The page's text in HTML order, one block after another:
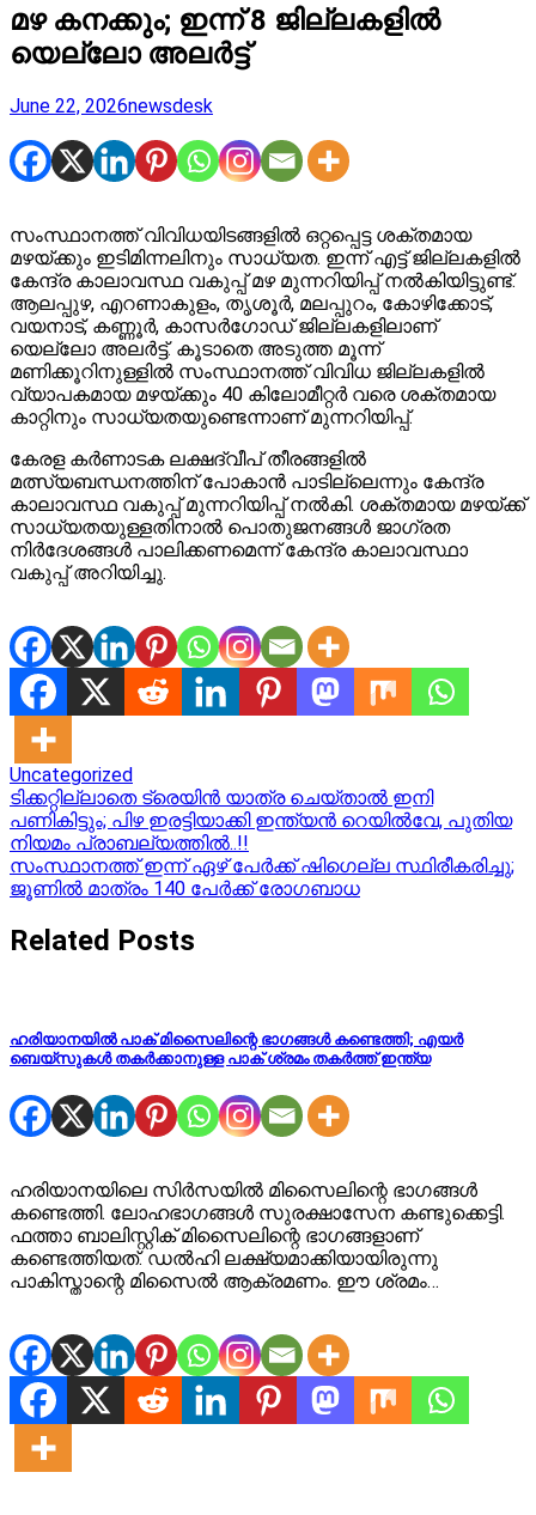
മഴ കനക്കും; ഇന്ന് 8 ജില്ലകളിൽ
യെല്ലോ അലർട്ട്
June 22, 2026newsdesk
സംസ്ഥാനത്ത് വിവിധയിടങ്ങളിൽ ഒറ്റപ്പെട്ട ശക്തമായ
മഴയ്ക്കും ഇടിമിന്നലിനും സാധ്യത. ഇന്ന് എട്ട് ജില്ലകളിൽ
കേന്ദ്ര കാലാവസ്ഥ വകുപ്പ് മഴ മുന്നറിയിപ്പ് നൽകിയിട്ടുണ്ട്.
ആലപ്പുഴ, എറണാകുളം, തൃശൂർ, മലപ്പുറം, കോഴിക്കോട്,
വയനാട്, കണ്ണൂർ, കാസർഗോഡ് ജില്ലകളിലാണ്
യെല്ലോ അലർട്ട്. കൂടാതെ അടുത്ത മൂന്ന്
മണിക്കൂറിനുള്ളിൽ സംസ്ഥാനത്ത് വിവിധ ജില്ലകളിൽ
വ്യാപകമായ മഴയ്ക്കും 40 കിലോമീറ്റർ വരെ ശക്തമായ
കാറ്റിനും സാധ്യതയുണ്ടെന്നാണ് മുന്നറിയിപ്പ്.
കേരള കർണാടക ലക്ഷദ്വീപ് തീരങ്ങളിൽ
മത്സ്യബന്ധനത്തിന് പോകാൻ പാടില്ലെന്നും കേന്ദ്ര
കാലാവസ്ഥ വകുപ്പ് മുന്നറിയിപ്പ് നൽകി. ശക്തമായ മഴയ്ക്ക്
സാധ്യതയുള്ളതിനാൽ പൊതുജനങ്ങൾ ജാഗ്രത
നിർദേശങ്ങൾ പാലിക്കണമെന്ന് കേന്ദ്ര കാലാവസ്ഥാ
വകുപ്പ് അറിയിച്ചു.
Uncategorized
Post
navigation
ടിക്കറ്റില്ലാതെ ട്രെയിൻ യാത്ര ചെയ്താൽ ഇനി
പണികിട്ടും; പിഴ ഇരട്ടിയാക്കി ഇന്ത്യൻ റെയിൽവേ, പുതിയ
നിയമം പ്രാബല്യത്തിൽ..!!
സംസ്ഥാനത്ത് ഇന്ന് ഏഴ് പേര്‍ക്ക് ഷിഗെല്ല സ്ഥിരീകരിച്ചു;
ജൂണില്‍ മാത്രം 140 പേര്‍ക്ക് രോഗബാധ
Related Posts
ഹരിയാനയിൽ‌ പാക് മിസൈലിന്റെ ഭാഗങ്ങൾ കണ്ടെത്തി; എയർ
ബെയ്‌സുകൾ തകർക്കാനുള്ള പാക് ശ്രമം തകർത്ത് ഇന്ത്യ
ഹരിയാനയിലെ സിർസയിൽ മിസൈലിന്റെ ഭാഗങ്ങൾ
കണ്ടെത്തി. ലോഹഭാഗങ്ങൾ സുരക്ഷാസേന കണ്ടുക്കെട്ടി.
ഫത്താ ബാലിസ്റ്റിക് മിസൈലിന്റെ ഭാ​ഗങ്ങളാണ്
കണ്ടെത്തിയത്. ഡൽഹി ലക്ഷ്യമാക്കിയായിരുന്നു
പാകിസ്താന്റെ മിസൈൽ ആക്രമണം. ഈ ശ്രമം…